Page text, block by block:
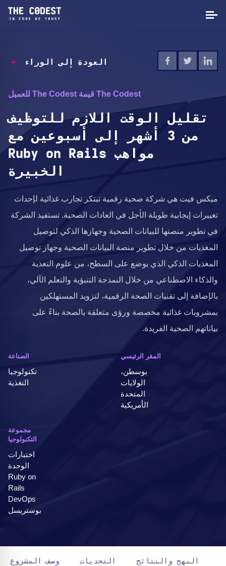
العودة إلى الوراء
The Codest قيمة The Codest للعميل
تقليل الوقت اللازم للتوظيف
من 3 أشهر إلى أسبوعين مع
مواهب Ruby on Rails
الخبيرة
ميكس فيت هي شركة صحية رقمية تبتكر تجارب غذائية لإحداث
تغييرات إيجابية طويلة الأجل في العادات الصحية. تستفيد الشركة
في تطوير منصتها للبيانات الصحية وجهازها الذكي لتوصيل
المغذيات من خلال تطوير منصة البيانات الصحية وجهاز توصيل
المغذيات الذكي الذي يوضع على السطح، من علوم التغذية
والذكاء الاصطناعي من خلال النمذجة التنبؤية والتعلم الآلي،
بالإضافة إلى تقنيات الصحة الرقمية، لتزويد المستهلكين
بمشروبات غذائية مخصصة ورؤى متعلقة بالصحة بناءً على
بياناتهم الصحية الفريدة.
الصناعة
تكنولوجيا
التغذية
المقر الرئيسي
بوسطن،
الولايات
المتحدة
الأمريكية
مجموعة
التكنولوجيا
اختبارات
الوحدة
Ruby on
Rails
DevOps
بوستريسل
وصف المشروع التحديات النهج والنتائج